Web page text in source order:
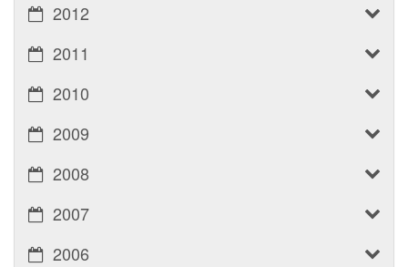
2012
2011
2010
2009
2008
2007
2006